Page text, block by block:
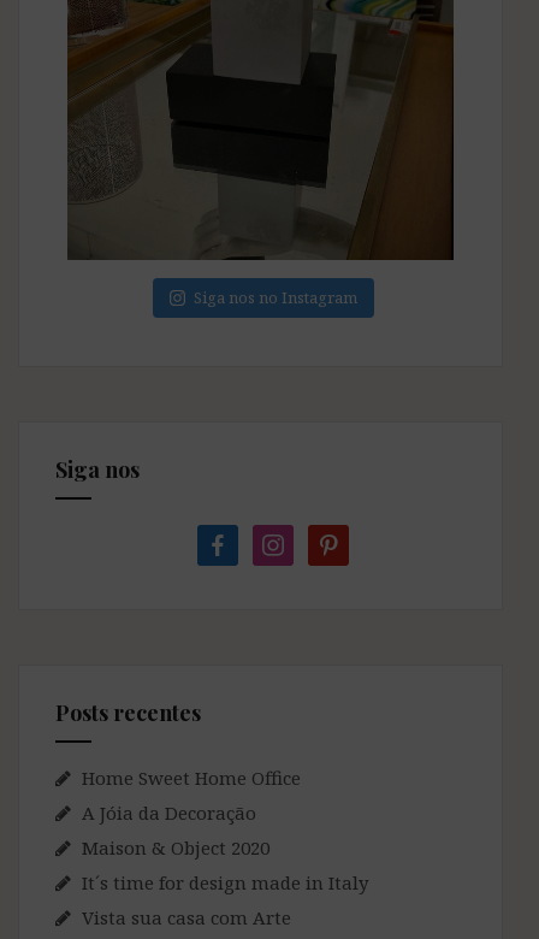
Siga nos no Instagram
Siga nos
facebookinstagrampinterest
Posts recentes
Home Sweet Home Office
A Jóia da Decoração
Maison & Object 2020
It´s time for design made in Italy
Vista sua casa com Arte